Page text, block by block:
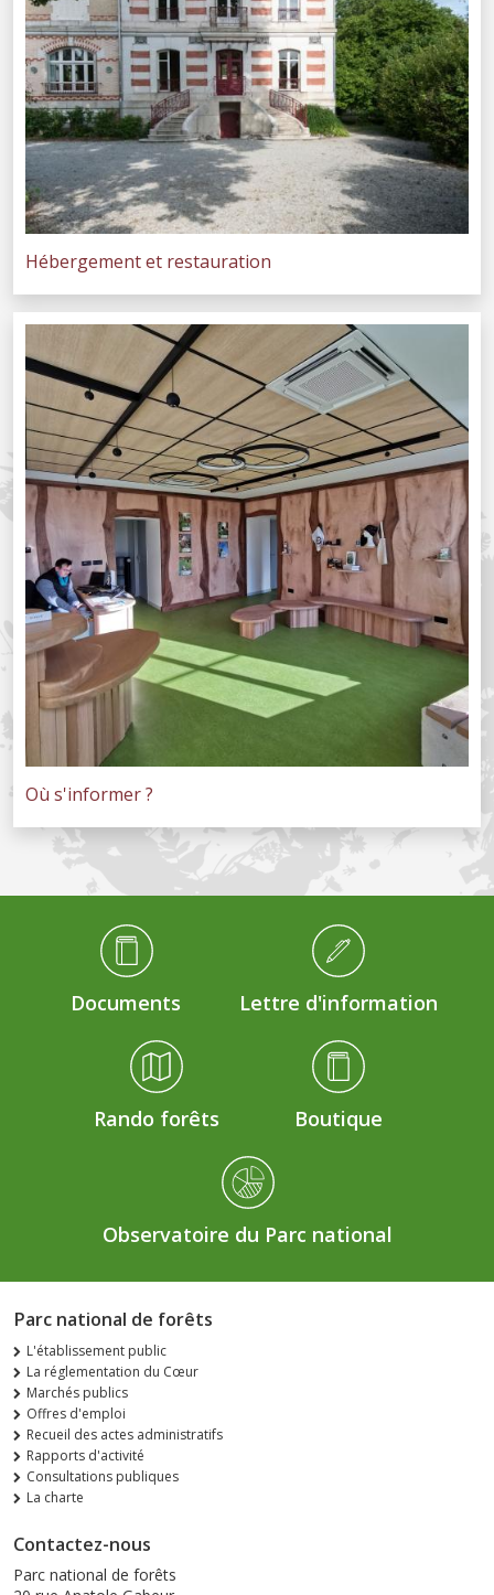
Hébergement et restauration
Où s'informer ?
Médiathèque Footer
Documents Lettre d'information
Rando forêts Boutique
Observatoire du Parc national
Parc national de forêts
L'établissement public
La réglementation du Cœur
Marchés publics
Offres d'emploi
Recueil des actes administratifs
Rapports d'activité
Consultations publiques
La charte
Contactez-nous
Parc national de forêts